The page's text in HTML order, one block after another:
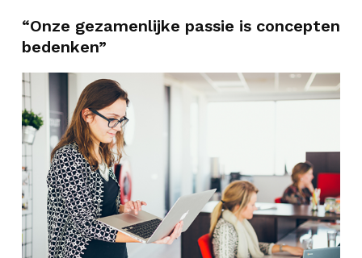
“Onze gezamenlijke passie is concepten
bedenken”